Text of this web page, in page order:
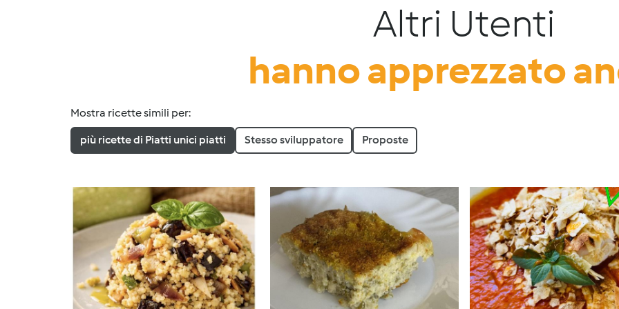
Altri Utenti
hanno apprezzato
Mostra ricette simili per:
più ricette di Piatti unici piatti Stesso sviluppatore Proposte